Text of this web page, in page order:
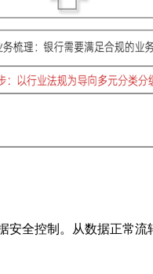
全控制。从数据正常